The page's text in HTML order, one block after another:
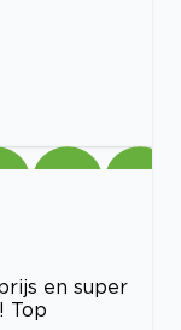
en super
Top